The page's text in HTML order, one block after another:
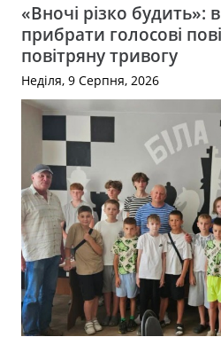
«Вночі різко будить»:
прибрати голосові
повітряну тривогу
Неділя, 9 Серпня, 2026